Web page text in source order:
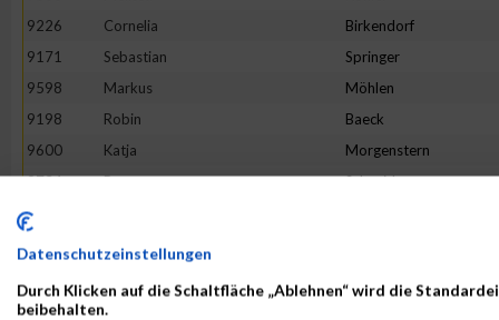
9226
Cornelia Birkendorf
9171
Sebastian Springer
9598
Markus Möhlen
9198
Robin Baeck
9600
Katja Morgenstern
9734
Petra Schneider
9610
9324
Datenschutzeinstellungen
Durch Klicken auf die Schaltfläche „Ablehnen“ wird die
beibehalten.